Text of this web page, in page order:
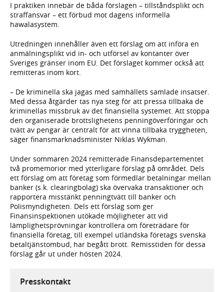
I praktiken innebär de båda förslagen – tillståndsplikt och
straffansvar – ett förbud mot dagens informella
hawalasystem.
Utredningen innehåller även ett förslag om att införa en
anmälningsplikt vid in- och utförsel av kontanter över
Sveriges gränser inom EU. Det förslaget kommer också att
remitteras inom kort.
– De kriminella ska jagas med samhällets samlade insatser.
Med dessa åtgärder tas nya steg för att pressa tillbaka de
kriminellas missbruk av det finansiella systemet. Att stoppa
den organiserade brottslighetens penningöverföringar och
tvätt av pengar är centralt för att vinna tillbaka tryggheten,
säger finansmarknadsminister Niklas Wykman.
Under sommaren 2024 remitterade Finansdepartementet
två promemorior med ytterligare förslag på området. Dels
ett förslag om att företag som förmedlar betalningar mellan
banker (s.k. clearingbolag) ska övervaka transaktioner och
rapportera misstänkt penningtvätt till banker och
Polismyndigheten. Dels ett förslag som ger
Finansinspektionen utökade möjligheter att vid
lämplighetsprövningar kontrollera om företrädare för
finansiella företag, till exempel utländska företags svenska
betaltjänstombud, har begått brott. Remisstiden för dessa
förslag går ut under hösten 2024.
Presskontakt